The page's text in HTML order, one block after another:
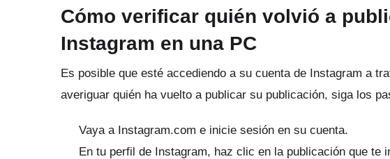
Cómo verificar quién volvió a
Instagram en una PC
Es posible que esté accediendo a su cuenta de Instagram a
averiguar quién ha vuelto a publicar su publicación, siga los
Vaya a Instagram.com e inicie sesión en su cuenta.
En tu perfil de Instagram, haz clic en la publicación que te